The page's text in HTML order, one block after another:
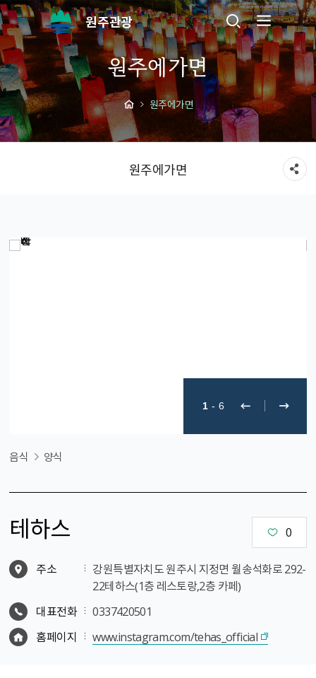
원주관광
원주에가면
원주에가면
원주에가면
1 - 6
음식 양식
테하스 0
주소
강원특별자치도 원주시 지정면 월송석화로 292-
22테하스（1층 레스토랑,2층 카페）
대표전화
0337420501
홈페이지
www.instagram.com/tehas_official